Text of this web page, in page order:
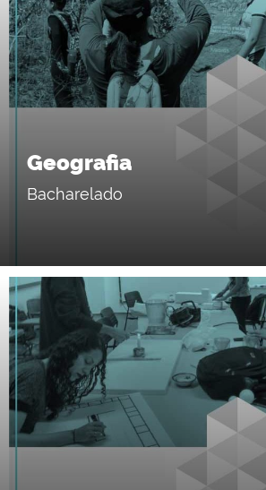
Geografia
Bacharelado